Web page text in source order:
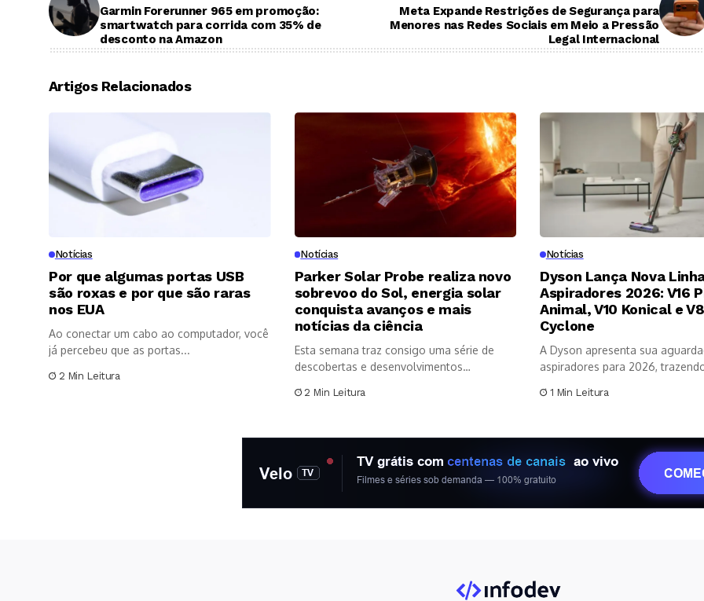
Garmin Forerunner 965 em promoção:
smartwatch para corrida com 35% de
desconto na Amazon
Meta Expande Restrições de Segurança para
Menores nas Redes Sociais em Meio a Pressão
Legal Internacional
Artigos Relacionados
Notícias
Por que algumas portas USB
são roxas e por que são raras
nos EUA
Ao conectar um cabo ao computador, você
já percebeu que as portas...
2 Min Leitura
Notícias
Parker Solar Probe realiza novo
sobrevoo do Sol, energia solar
conquista avanços e mais
notícias da ciência
Esta semana traz consigo uma série de
descobertas e desenvolvimentos
2 Min Leitura
Notícias
Dyson Lança Nova
Aspiradores 2026: V16
Animal, V10 Konical e V8
Cyclone
A Dyson apresenta sua
aspiradores para 2026,
1 Min Leitura